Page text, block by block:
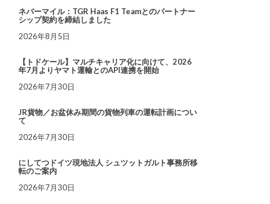
ネバーマイル：TGR Haas F1 Teamとのパートナー
シップ契約を締結しました
2026年8月5日
【トドケール】マルチキャリア化に向けて、2026
年7月よりヤマト運輸とのAPI連携を開始
2026年7月30日
JR貨物／お盆休み期間の貨物列車の運転計画につい
て
2026年7月30日
にしてつドイツ現地法人 シュツットガルト事務所移
転のご案内
2026年7月30日